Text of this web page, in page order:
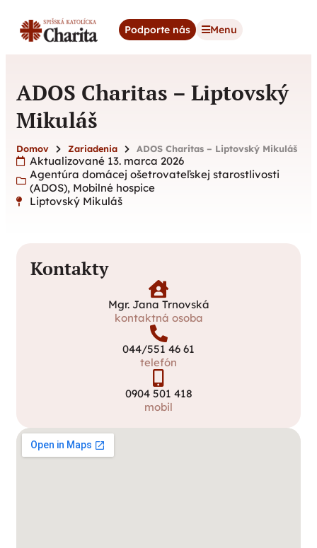
Podporte nás Menu
ADOS Charitas – Liptovský
Mikuláš
Domov Zariadenia ADOS Charitas – Liptovský Mikuláš
Aktualizované 13. marca 2026
Agentúra domácej ošetrovateľskej starostlivosti
(ADOS), Mobilné hospice
Liptovský Mikuláš
Kontakty
Mgr. Jana Trnovská
kontaktná osoba
044/551 46 61
telefón
0904 501 418
mobil